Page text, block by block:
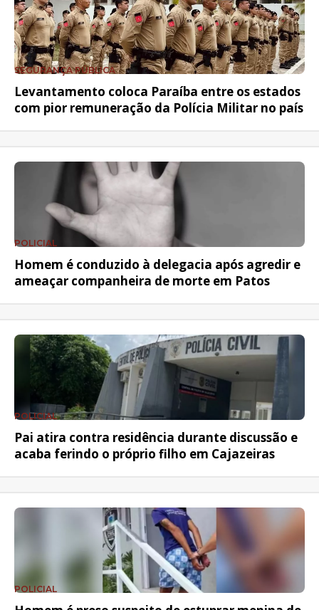
SEGURANÇA PÚBLICA
Levantamento coloca Paraíba entre os estados
com pior remuneração da Polícia Militar no país
POLICIAL
Homem é conduzido à delegacia após agredir e
ameaçar companheira de morte em Patos
POLICIAL
Pai atira contra residência durante discussão e
acaba ferindo o próprio filho em Cajazeiras
POLICIAL